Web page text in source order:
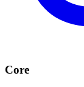
Core